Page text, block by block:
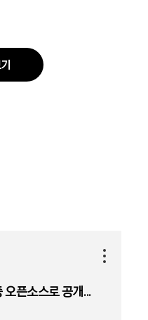
픈소스로 공개...